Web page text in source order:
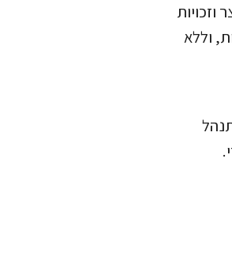
וללא